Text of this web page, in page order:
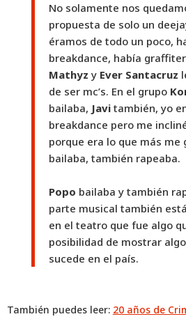
No solamente nos
propuesta de solo un
éramos de todo un poco,
breakdance, había
Mathyz y Ever Santacruz
de ser mc’s. En el grupo
bailaba, Javitambién, yo
breakdance pero me
porque era lo que más me
bailaba, también rapeaba.
Popo bailaba y también
parte musical también
en el teatro que fue algo
posibilidad de mostrar
sucede en el país.
También puedes leer: 20 años de